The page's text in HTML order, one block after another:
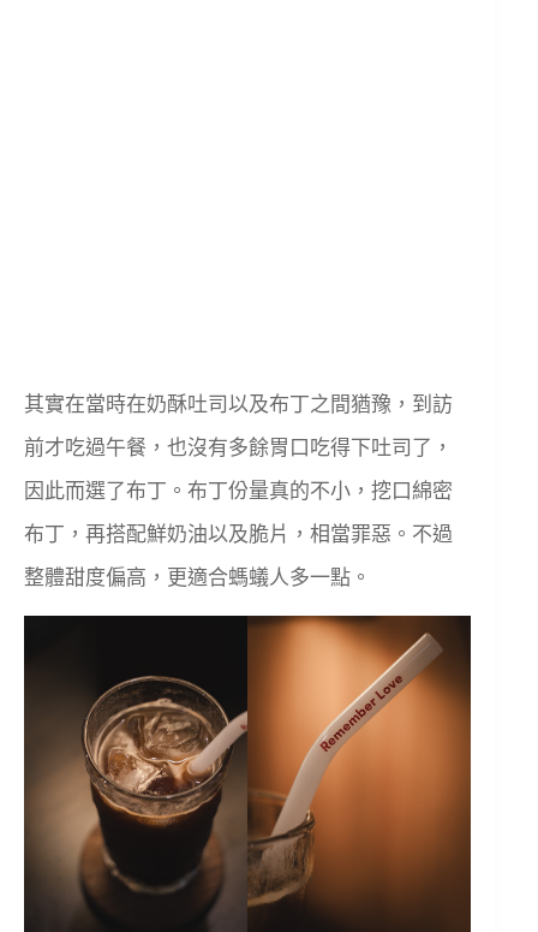
其實在當時在奶酥吐司以及布丁之間猶豫，到訪
前才吃過午餐，也沒有多餘胃口吃得下吐司了，
因此而選了布丁。布丁份量真的不小，挖口綿密
布丁，再搭配鮮奶油以及脆片，相當罪惡。不過
整體甜度偏高，更適合螞蟻人多一點。